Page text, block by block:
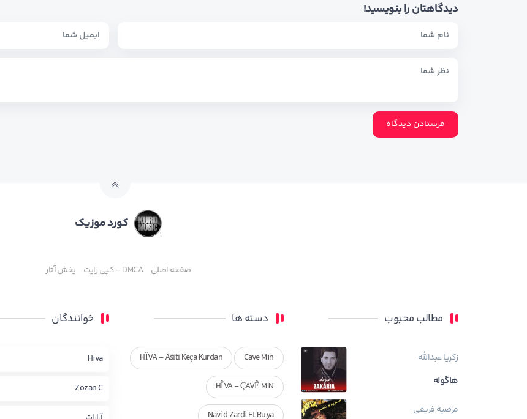
دیدگاهتان را بنویسید!
کورد موزیک
صفحه اصلی DMCA – کپی رایت پخش آثار
مطالب محبوب
زکریا عبدالله
هاگوله
مرضیه فریقی
دسته ها
Cave Min
HÎVA - Asîtî Keça Kurdan
HÎVA - ÇAVÊ MIN
Navid Zardi Ft Ruya
خوانندگان
Hiva
Zozan C